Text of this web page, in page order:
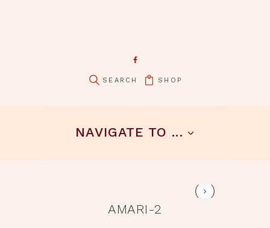
SHOP
NAVIGATE TO ...
amari-1
AMARI-2